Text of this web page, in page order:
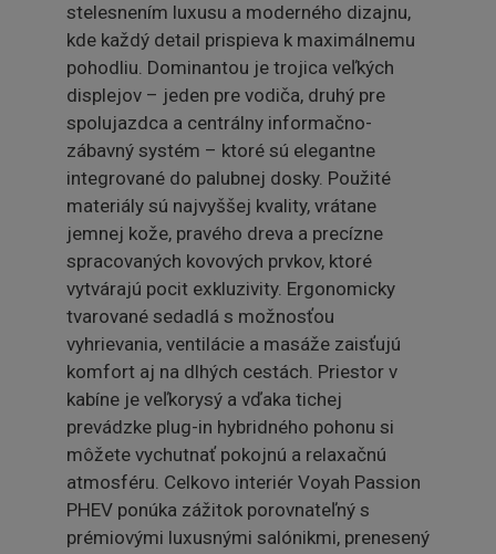
stelesnením luxusu a moderného dizajnu,
kde každý detail prispieva k maximálnemu
pohodliu. Dominantou je trojica veľkých
displejov – jeden pre vodiča, druhý pre
spolujazdca a centrálny informačno-
zábavný systém – ktoré sú elegantne
integrované do palubnej dosky. Použité
materiály sú najvyššej kvality, vrátane
jemnej kože, pravého dreva a precízne
spracovaných kovových prvkov, ktoré
vytvárajú pocit exkluzivity. Ergonomicky
tvarované sedadlá s možnosťou
vyhrievania, ventilácie a masáže zaisťujú
komfort aj na dlhých cestách. Priestor v
kabíne je veľkorysý a vďaka tichej
prevádzke plug-in hybridného pohonu si
môžete vychutnať pokojnú a relaxačnú
atmosféru. Celkovo interiér Voyah Passion
PHEV ponúka zážitok porovnateľný s
prémiovými luxusnými salónikmi, prenesený